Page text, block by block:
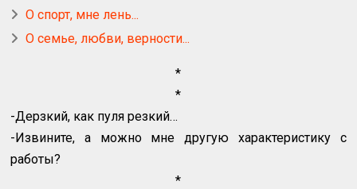
О спорт, мне лень...
О семье, любви, верности...
*
*
-Дерзкий, как пуля резкий…
-Извините, а можно мне другую характеристику с
работы?
*